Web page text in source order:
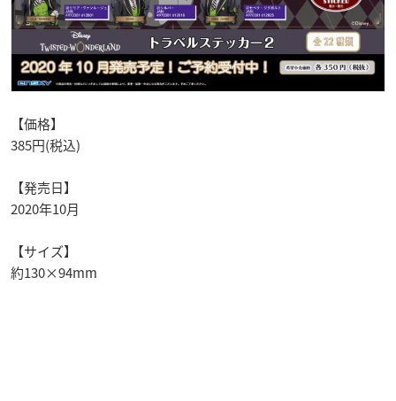
【価格】
385円(税込)
【発売日】
2020年10月
【サイズ】
約130×94mm